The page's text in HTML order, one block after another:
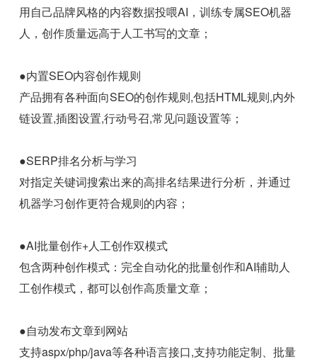
用自己品牌风格的内容数据投喂AI，训练专属SEO机器
人，创作质量远高于人工书写的文章；
●内置SEO内容创作规则
产品拥有各种面向SEO的创作规则,包括HTML规则,内外
链设置,插图设置,行动号召,常见问题设置等；
●SERP排名分析与学习
对指定关键词搜索出来的高排名结果进行分析，并通过
机器学习创作更符合规则的内容；
●AI批量创作+人工创作双模式
包含两种创作模式：完全自动化的批量创作和AI辅助人
工创作模式，都可以创作高质量文章；
●自动发布文章到网站
支持aspx/php/java等各种语言接口,支持功能定制、批量